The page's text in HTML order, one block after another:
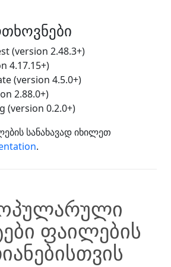
(version 2.48.3+)
4.17.15+)
(version 4.5.0+)
2.88.0+)
(version 0.2.0+)
სანახავად იხილეთ
.
ფაილების